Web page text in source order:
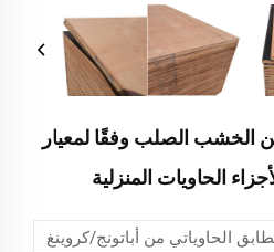
الخشب الصلب وفقًا لمعيار
الحاوياتي من أباتونج/كروينغ